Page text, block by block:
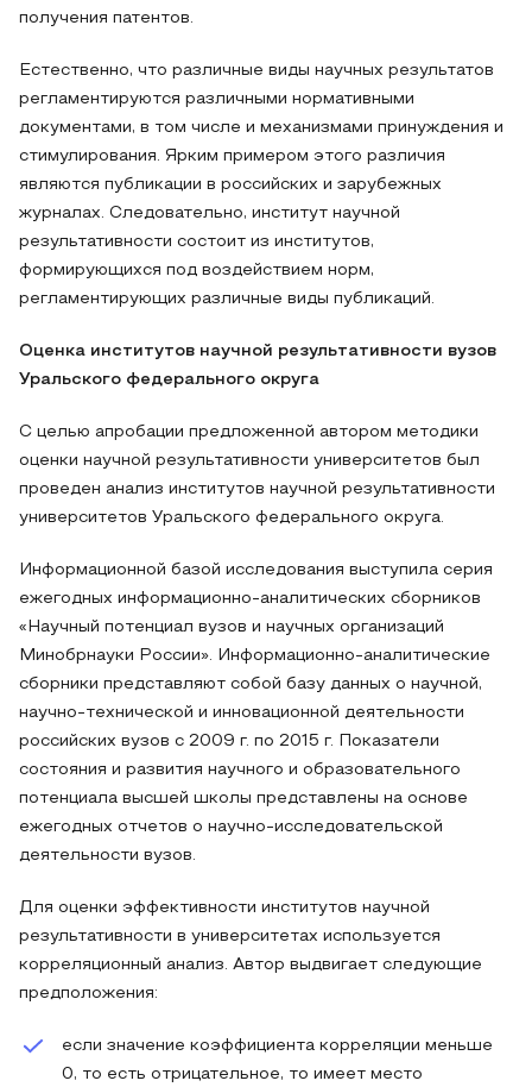
получения патентов.
Естественно, что различные виды научных результатов
регламентируются различными нормативными
документами, в том числе и механизмами принуждения и
стимулирования. Ярким примером этого различия
являются публикации в российских и зарубежных
журналах. Следовательно, институт научной
результативности состоит из институтов,
формирующихся под воздействием норм,
регламентирующих различные виды публикаций.
Оценка институтов научной результативности вузов
Уральского федерального округа
С целью апробации предложенной автором методики
оценки научной результативности университетов был
проведен анализ институтов научной результативности
университетов Уральского федерального округа.
Информационной базой исследования выступила серия
ежегодных информационно-аналитических сборников
«Научный потенциал вузов и научных организаций
Минобрнауки России». Информационно-аналитические
сборники представляют собой базу данных о научной,
научно-технической и инновационной деятельности
российских вузов с 2009 г. по 2015 г. Показатели
состояния и развития научного и образовательного
потенциала высшей школы представлены на основе
ежегодных отчетов о научно-исследовательской
деятельности вузов.
Для оценки эффективности институтов научной
результативности в университетах используется
корреляционный анализ. Автор выдвигает следующие
предположения:
если значение коэффициента корреляции меньше
0, то есть отрицательное, то имеет место